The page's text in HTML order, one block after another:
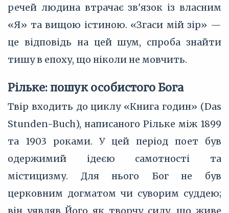
речей людина втрачає зв'язок із власним
«Я» та вищою істиною. «Згаси мій зір» —
це відповідь на цей шум, спроба знайти
тишу в епоху, що ніколи не мовчить.
Рільке: пошук особистого Бога
Твір входить до циклу «Книга годин» (Das
Stunden-Buch), написаного Рільке між 1899
та 1903 роками. У цей період поет був
одержимий ідеєю самотності та
містицизму. Для нього Бог не був
церковним догматом чи суворим суддею;